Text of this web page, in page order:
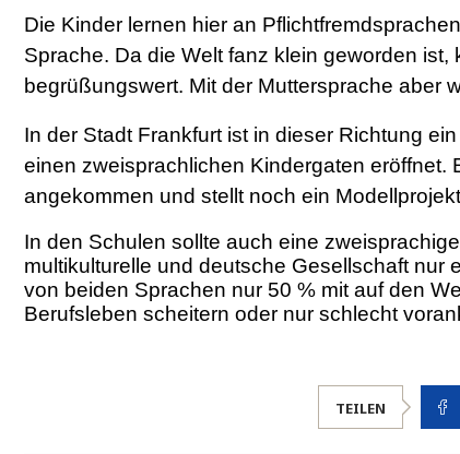
Die Kinder lernen hier an
Sprache. Da die Welt fanz klein geworden
begrüßungswert. Mit der Muttersprache aber
In der Stadt Frankfurt ist in dieser Richtung
einen zweisprachlichen Kindergaten eröffnet.
angekommen und stellt noch ein
In den Schulen sollte auch eine
multikulturelle und deutsche Gesellschaft nur
von beiden Sprachen nur 50 % mit auf den
Berufsleben scheitern oder nur schlecht
TEILEN